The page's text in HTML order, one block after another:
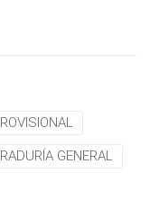
GENERAL